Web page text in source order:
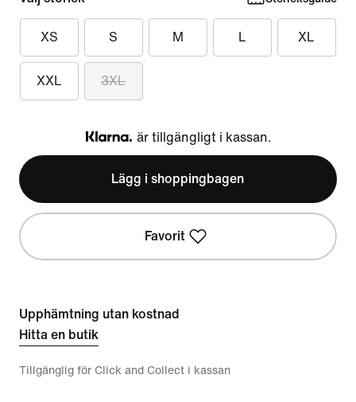
XS S M L XL
XXL 3XL
Klarna
är tillgängligt i kassan.
Lägg i shoppingbagen
Favorit
Upphämtning utan kostnad
Hitta en butik
Tillgänglig för Click and Collect i kassan